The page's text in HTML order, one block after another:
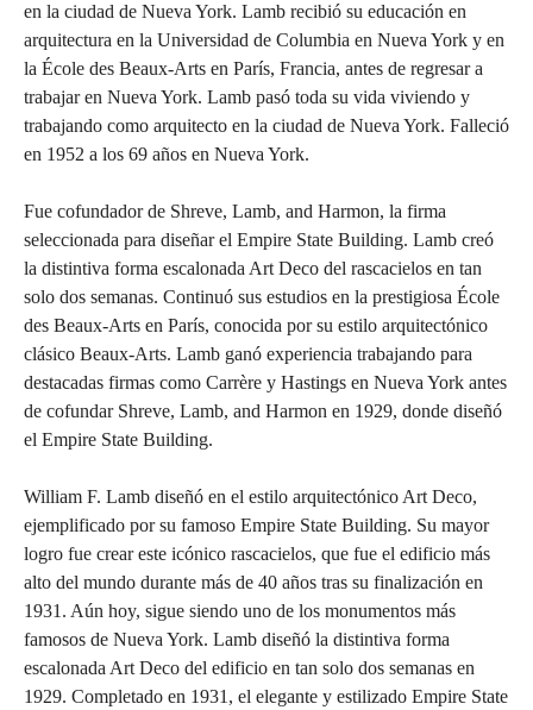
en la ciudad de Nueva York. Lamb recibió su educación en
arquitectura en la Universidad de Columbia en Nueva York y en
la École des Beaux-Arts en París, Francia, antes de regresar a
trabajar en Nueva York. Lamb pasó toda su vida viviendo y
trabajando como arquitecto en la ciudad de Nueva York. Falleció
en 1952 a los 69 años en Nueva York.
Fue cofundador de Shreve, Lamb, and Harmon, la firma
seleccionada para diseñar el Empire State Building. Lamb creó
la distintiva forma escalonada Art Deco del rascacielos en tan
solo dos semanas. Continuó sus estudios en la prestigiosa École
des Beaux-Arts en París, conocida por su estilo arquitectónico
clásico Beaux-Arts. Lamb ganó experiencia trabajando para
destacadas firmas como Carrère y Hastings en Nueva York antes
de cofundar Shreve, Lamb, and Harmon en 1929, donde diseñó
el Empire State Building.
William F. Lamb diseñó en el estilo arquitectónico Art Deco,
ejemplificado por su famoso Empire State Building. Su mayor
logro fue crear este icónico rascacielos, que fue el edificio más
alto del mundo durante más de 40 años tras su finalización en
1931. Aún hoy, sigue siendo uno de los monumentos más
famosos de Nueva York. Lamb diseñó la distintiva forma
escalonada Art Deco del edificio en tan solo dos semanas en
1929. Completado en 1931, el elegante y estilizado Empire State